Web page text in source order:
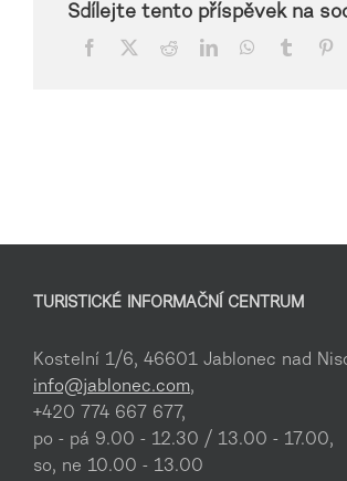
Sdílejte tento příspěvek na
Facebook RedditLinkedInWhatsApp
Tumblr
TURISTICKÉ INFORMAČNÍ CENTRUM
Kostelní 1/6, 46601 Jablonec nad
info@jablonec.com,
+420 774 667 677,
po - pá 9.00 - 12.30 / 13.00 - 17.00,
so, ne 10.00 - 13.00